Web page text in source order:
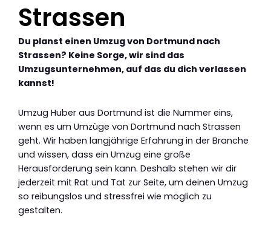
Strassen
Du planst einen Umzug von Dortmund nach
Strassen? Keine Sorge, wir sind das
Umzugsunternehmen, auf das du dich verlassen
kannst!
Umzug Huber aus Dortmund ist die Nummer eins,
wenn es um Umzüge von Dortmund nach Strassen
geht. Wir haben langjährige Erfahrung in der Branche
und wissen, dass ein Umzug eine große
Herausforderung sein kann. Deshalb stehen wir dir
jederzeit mit Rat und Tat zur Seite, um deinen Umzug
so reibungslos und stressfrei wie möglich zu
gestalten.